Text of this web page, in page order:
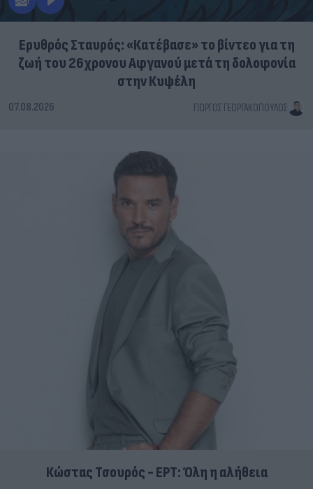
Ερυθρός Σταυρός: «Κατέβασε» το βίντεο για τη
ζωή του 26χρονου Αφγανού μετά τη δολοφονία
στην Κυψέλη
07.08.2026 ΓΙΏΡΓΟΣ ΓΕΩΡΓΑΚΌΠΟΥΛΟΣ
Κώστας Τσουρός - ΕΡΤ: Όλη η αλήθεια